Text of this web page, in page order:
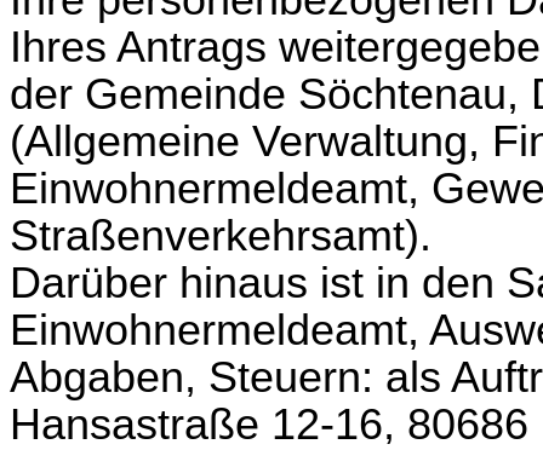
Ihres Antrags
der Gemeinde Söchtenau,
(Allgemeine Verwaltung,
Einwohnermeldeamt,
Straßenverkehrsamt).
Darüber hinaus ist in den
Einwohnermeldeamt,
Abgaben, Steuern: als
Hansastraße 12-16, 80686